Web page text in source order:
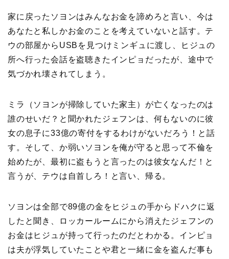
家に戻ったソヨンはみんなお金を諦めろと言い、今は
あなたと私しかお金のことを考えていないと話す。テ
ウの部屋からUSBを見つけミンギュに渡し、ヒジュの
所へ行った会話を盗聴きたインピョだったが、途中で
気づかれ壊されてしまう。
ミラ（ソヨンが掃除していた家主）が亡くなったのは
誰のせいだ？と聞かれたジェフンは、何もないのに彼
女の息子に33億の寄付をするわけがないだろう！と話
す。そして、か弱いソヨンを俺が守ると思って不倫を
始めたが、最初に盗もうと言ったのは彼女なんだ！と
言うが、テウは自首しろ！と言い、帰る。
ソヨンは全部で89億の金をヒジュの手からドハクに返
したと聞き、ロッカールームにから消えたジェフンの
お金はヒジュが持って行ったのだとわかる。インピョ
は夫が浮気していたことや君と一緒に金を盗んだ事も